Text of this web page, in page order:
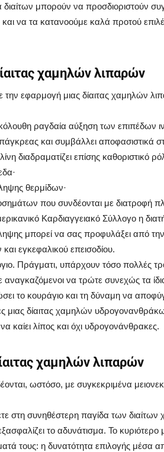
μπορούν να προσδιοριστούν
και να τα κατανοούμε καλά προτού
χαμηλών λιπαρών
εφαρμογή μιας δίαιτας χαμηλών
ραγδαία αύξηση των επιπέδων
και συμβάλλει αποφασιστικά
διαδραματίζει επίσης καθοριστικό
θερμίδων·
που συνδέονται με διατροφή
Καρδιαγγειακό Σύλλογο η
μπορεί να σας προφυλάξει από
εγκεφαλικού επεισοδίου.
Πράγματι, υπάρχουν τόσο πολλές
να τρώτε συνεχώς τα ίδια
το κουράγιο και τη δύναμη να
μιας δίαιτας χαμηλών
καίει λίπος και όχι υδρογονάνθρακες.
χαμηλών λιπαρών
ωστόσο, με συγκεκριμένα
στη συνηθέστερη παγίδα των
το αδυνάτισμα. Το
τους: η δυνατότητα επιλογής μέσα